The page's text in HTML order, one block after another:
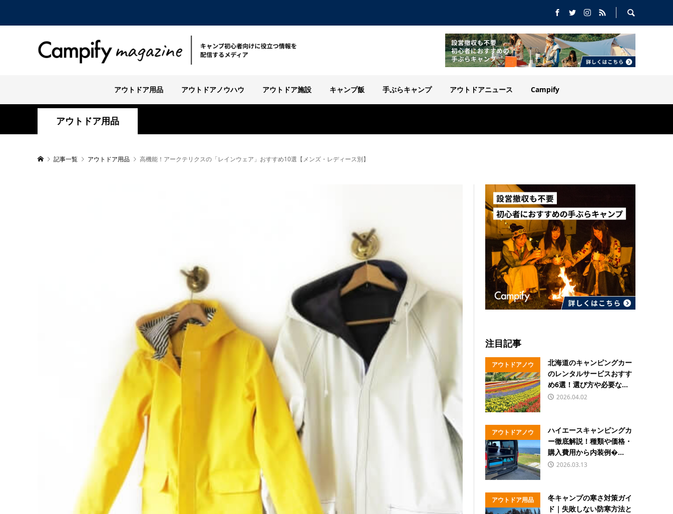
アウトドア用品 アウトドアノウハウ アウトドア施設 キャンプ飯 手ぶらキャンプ アウトドアニュース Campify
アウトドア用品
記事一覧 アウトドア用品 高機能！アークテリクスの「レインウェア」おすすめ10選【メンズ・レディース別】
注目記事
アウトドアノウ
ハウ
北海道のキャンピングカー
のレンタルサービスおすす
め6選！選び方や必要な...
2026.04.02
アウトドアノウ
ハウ
ハイエースキャンピングカ
ー徹底解説！種類や価格・
購入費用から内装例�...
2026.03.13
アウトドア用品
冬キャンプの寒さ対策ガイ
ド｜失敗しない防寒方法と